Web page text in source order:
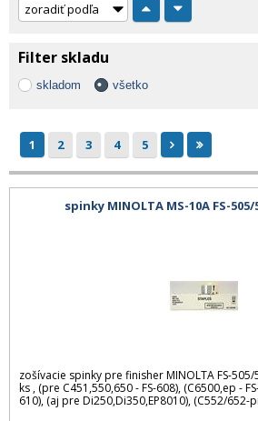
Filter skladu
skladom všetko
1 2 3 4 5
spinky MINOLTA MS-10A FS-505/
zošívacie spinky pre finisher MINOLTA FS-
ks , (pre C451,550,650 - FS-608), (C6500,ep -
610), (aj pre Di250,Di350,EP8010), (C552/652-